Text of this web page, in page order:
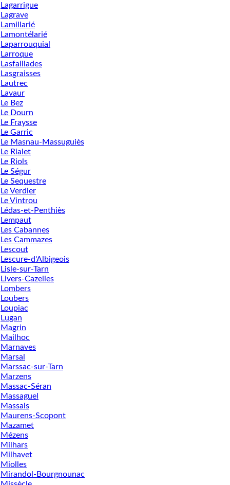
Lagarrigue
Lagrave
Lamillarié
Lamontélarié
Laparrouquial
Larroque
Lasfaillades
Lasgraisses
Lautrec
Lavaur
Le Bez
Le Dourn
Le Fraysse
Le Garric
Le Masnau-Massuguiès
Le Rialet
Le Riols
Le Ségur
Le Sequestre
Le Verdier
Le Vintrou
Lédas-et-Penthiès
Lempaut
Les Cabannes
Les Cammazes
Lescout
Lescure-d'Albigeois
Lisle-sur-Tarn
Livers-Cazelles
Lombers
Loubers
Loupiac
Lugan
Magrin
Mailhoc
Marnaves
Marsal
Marssac-sur-Tarn
Marzens
Massac-Séran
Massaguel
Massals
Maurens-Scopont
Mazamet
Mézens
Milhars
Milhavet
Miolles
Mirandol-Bourgnounac